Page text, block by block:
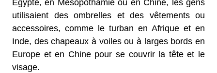
Égypte, en Mésopothamie ou en Chine, les gens
utilisaient des ombrelles et des vêtements ou
accessoires, comme le turban en Afrique et en
Inde, des chapeaux à voiles ou à larges bords en
Europe et en Chine pour se couvrir la tête et le
visage.